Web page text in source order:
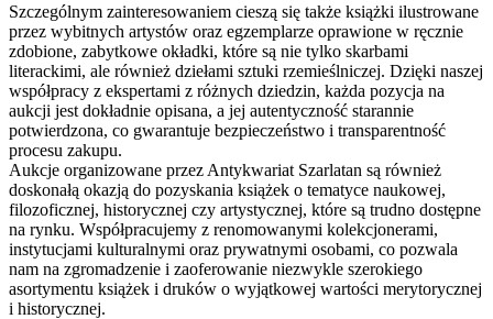
Szczególnym zainteresowaniem cieszą się także książki ilustrowane
przez wybitnych artystów oraz egzemplarze oprawione w ręcznie
zdobione, zabytkowe okładki, które są nie tylko skarbami
literackimi, ale również dziełami sztuki rzemieślniczej. Dzięki naszej
współpracy z ekspertami z różnych dziedzin, każda pozycja na
aukcji jest dokładnie opisana, a jej autentyczność starannie
potwierdzona, co gwarantuje bezpieczeństwo i transparentność
procesu zakupu.
Aukcje organizowane przez Antykwariat Szarlatan są również
doskonałą okazją do pozyskania książek o tematyce naukowej,
filozoficznej, historycznej czy artystycznej, które są trudno dostępne
na rynku. Współpracujemy z renomowanymi kolekcjonerami,
instytucjami kulturalnymi oraz prywatnymi osobami, co pozwala
nam na zgromadzenie i zaoferowanie niezwykle szerokiego
asortymentu książek i druków o wyjątkowej wartości merytorycznej
i historycznej.